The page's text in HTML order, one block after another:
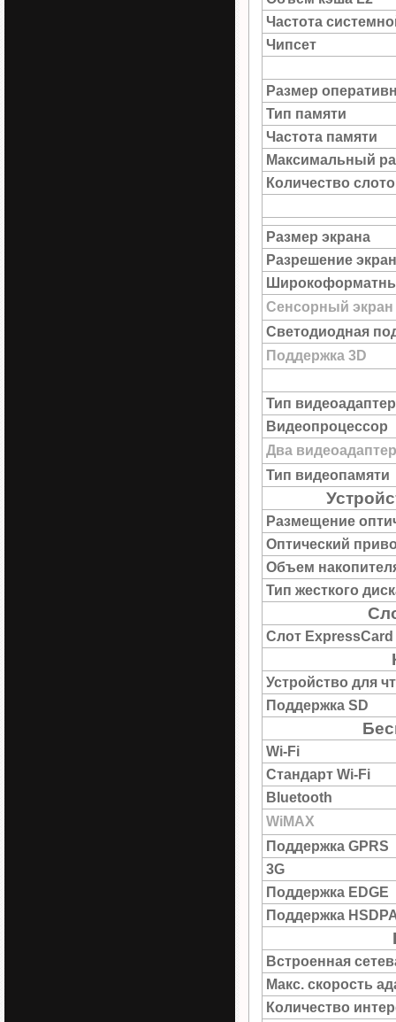
Частота
Чипсет
Размер
Тип памяти
Частота памяти
Максимальный
Количество
Размер экрана
Разрешение
Сенсорный экран
Светодиодная
Поддержка 3D
Тип
Видеопроцессор
Два
Тип видеопамяти
Размещение
Оптический
Объем
Тип жесткого
Слот ExpressCard
Устройство для
Поддержка SD
Wi-Fi
Стандарт Wi-Fi
Bluetooth
WiMAX
Поддержка GPRS
3G
Поддержка EDGE
Поддержка
Встроенная
Макс. скорость
Количество